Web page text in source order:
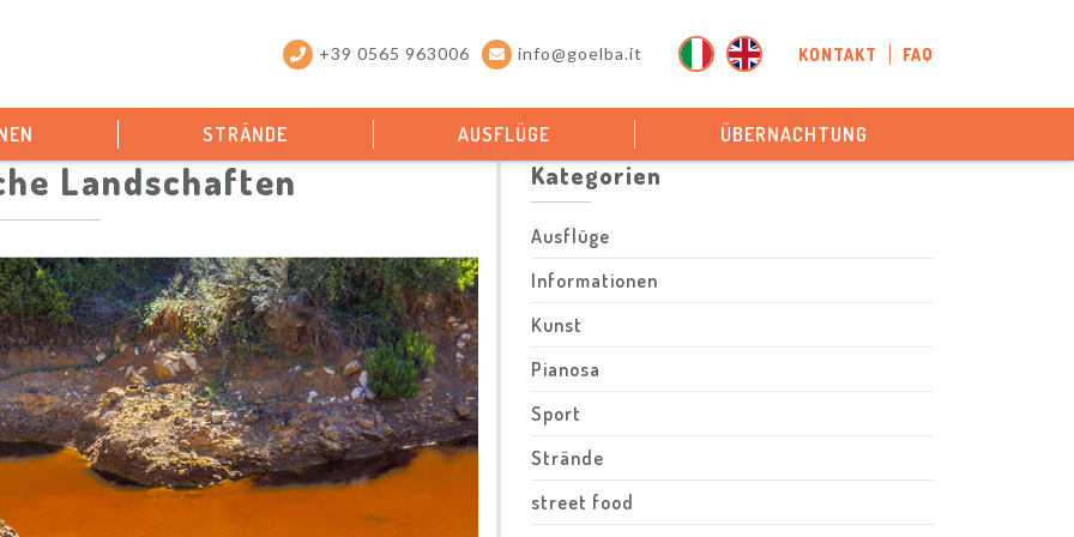
+39 0565 963006 info@goelba.it KONTAKT FAQ
STRÄNDE AUSFLÜGE ÜBERNACHTUNG
Landschaften Kategorien
Ausflüge
Informationen
Kunst
Pianosa
Sport
Strände
street food